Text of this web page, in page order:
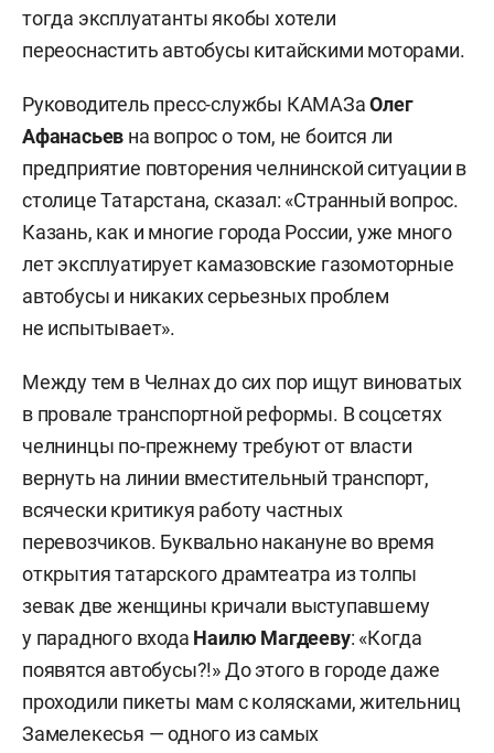
тогда эксплуатанты якобы хотели
переоснастить автобусы китайскими моторами.
Руководитель пресс-службы КАМАЗаОлег
Афанасьев на вопрос о том, не боится ли
предприятие повторения челнинской ситуации в
столице Татарстана, сказал: «Странный вопрос.
Казань, как и многие города России, уже много
лет эксплуатирует камазовские газомоторные
автобусы и никаких серьезных проблем
не испытывает».
Между тем в Челнах до сих пор ищут виноватых
в провале транспортной реформы. В соцсетях
челнинцы по-прежнему требуют от власти
вернуть на линии вместительный транспорт,
всячески критикуя работу частных
перевозчиков. Буквально накануне во время
открытия татарского драмтеатра из толпы
зевак две женщины кричали выступавшему
у парадного входа Наилю Магдееву: «Когда
появятся автобусы?!» До этого в городе даже
проходили пикеты мам с колясками, жительниц
Замелекесья — одного из самых